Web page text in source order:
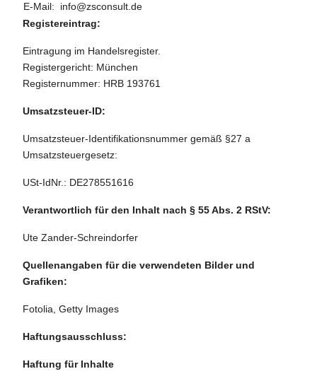
E-Mail:
info@zsconsult.de
Registereintrag:
Eintragung im Handelsregister.
Registergericht: München
Registernummer: HRB 193761
Umsatzsteuer-ID:
Umsatzsteuer-Identifikationsnummer gemäß §27 a
Umsatzsteuergesetz:
USt-IdNr.: DE278551616
Verantwortlich für den Inhalt nach § 55 Abs. 2 RStV:
Ute Zander-Schreindorfer
Quellenangaben für die verwendeten Bilder und
Grafiken:
Fotolia, Getty Images
Haftungsausschluss:
Haftung für Inhalte